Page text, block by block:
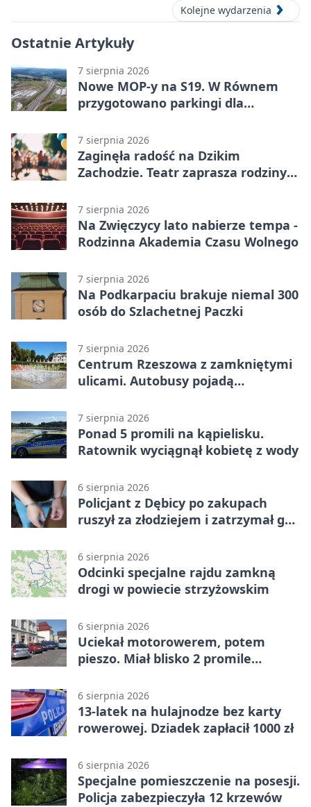
Kolejne wydarzenia
Ostatnie Artykuły
7 sierpnia 2026
Nowe MOP-y na S19. W Równem
przygotowano parkingi dla
7 sierpnia 2026
Zaginęła radość na Dzikim
Zachodzie. Teatr zaprasza rodziny
7 sierpnia 2026
Na Zwięczycy lato nabierze tempa -
Rodzinna Akademia Czasu Wolnego
7 sierpnia 2026
Na Podkarpaciu brakuje niemal 300
osób do Szlachetnej Paczki
7 sierpnia 2026
Centrum Rzeszowa z zamkniętymi
ulicami. Autobusy pojadą
7 sierpnia 2026
Ponad 5 promili na kąpielisku.
Ratownik wyciągnął kobietę z wody
6 sierpnia 2026
Policjant z Dębicy po zakupach
ruszył za złodziejem i zatrzymał go
6 sierpnia 2026
Odcinki specjalne rajdu zamkną
drogi w powiecie strzyżowskim
6 sierpnia 2026
Uciekał motorowerem, potem
pieszo. Miał blisko 2 promile
6 sierpnia 2026
13-latek na hulajnodze bez karty
rowerowej. Dziadek zapłacił 1000 zł
6 sierpnia 2026
Specjalne pomieszczenie na posesji.
Policja zabezpieczyła 12 krzewów